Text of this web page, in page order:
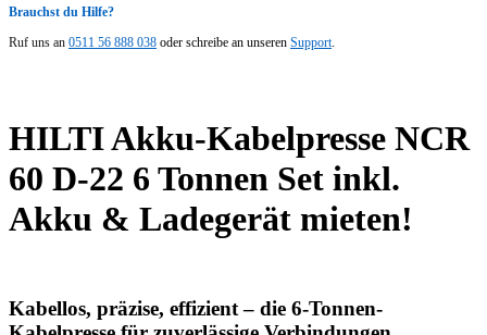
Brauchst du Hilfe?
Ruf uns an 0511 56 888 038 oder schreibe an unseren Support.
HILTI Akku-Kabelpresse NCR
60 D-22 6 Tonnen Set inkl.
Akku & Ladegerät mieten!
Kabellos, präzise, effizient – die 6-Tonnen-